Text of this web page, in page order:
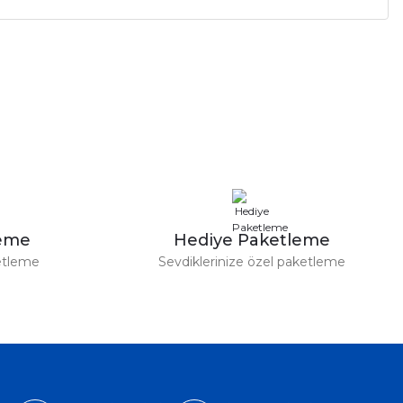
Hediye Paketleme
Sevdiklerinize özel paketleme